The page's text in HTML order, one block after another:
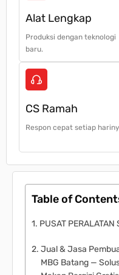
Table of
PUSAT PERALATAN
Jual & Jasa
MBG Batang —
Alat Lengkap
Produksi dengan teknologi
baru.
CS Ramah
Respon cepat setiap